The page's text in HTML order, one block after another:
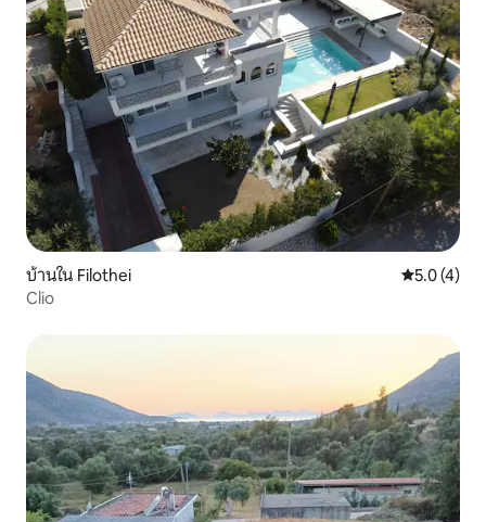
บ้านใน Filothei คะแนนเฉลี่
5.0 (4)
Clio